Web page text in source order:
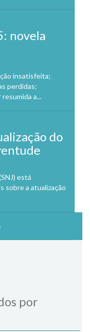
novela
insatisfeita;
perdidas;
a...
do
está
sobre a atualização
por